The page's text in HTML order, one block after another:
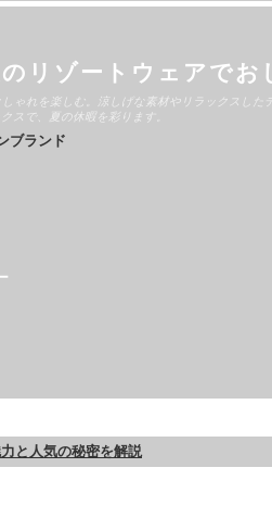
リゾートウェアでお
ゃれを楽しむ。涼しげな素材やリラックスし
スで、夏の休暇を彩ります。
ブランド
と人気の秘密を解説